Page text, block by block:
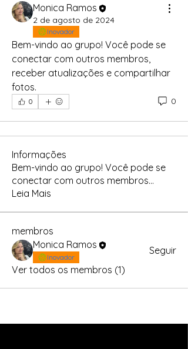
Monica Ramos
2 de agosto de 2024
Inovador
Bem-vindo ao grupo! Você pode se
conectar com outros membros,
receber atualizações e compartilhar
fotos.
0 0
Informações
Bem-vindo ao grupo! Você pode se
conectar com outros membros...
Leia Mais
membros
Monica Ramos
Inovador
Seguir
Ver todos os membros (1)